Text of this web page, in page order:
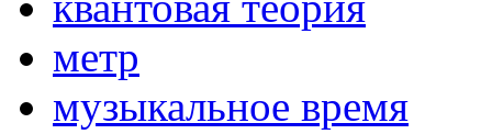
метр
музыкальное время